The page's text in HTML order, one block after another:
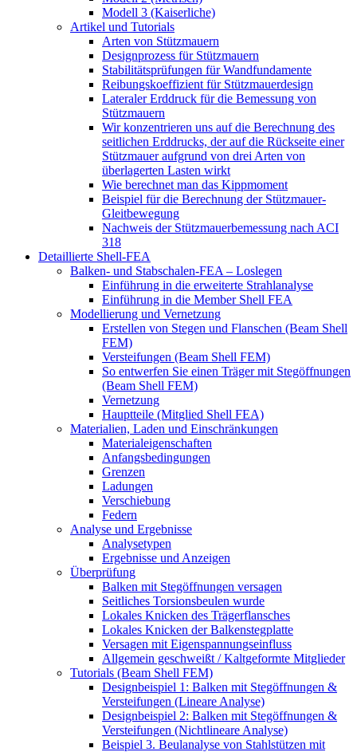
Modell 3 (Kaiserliche)
Artikel und Tutorials
Arten von Stützmauern
Designprozess für Stützmauern
Stabilitätsprüfungen für Wandfundamente
Reibungskoeffizient für Stützmauerdesign
Lateraler Erddruck für die Bemessung von
Stützmauern
Wir konzentrieren uns auf die Berechnung des
seitlichen Erddrucks, der auf die Rückseite einer
Stützmauer aufgrund von drei Arten von
überlagerten Lasten wirkt
Wie berechnet man das Kippmoment
Beispiel für die Berechnung der Stützmauer-
Gleitbewegung
Nachweis der Stützmauerbemessung nach ACI
318
Detaillierte Shell-FEA
Balken- und Stabschalen-FEA – Loslegen
Einführung in die erweiterte Strahlanalyse
Einführung in die Member Shell FEA
Modellierung und Vernetzung
Erstellen von Stegen und Flanschen (Beam Shell
FEM)
Versteifungen (Beam Shell FEM)
So entwerfen Sie einen Träger mit Stegöffnungen
(Beam Shell FEM)
Vernetzung
Hauptteile (Mitglied Shell FEA)
Materialien, Laden und Einschränkungen
Materialeigenschaften
Anfangsbedingungen
Grenzen
Ladungen
Verschiebung
Federn
Analyse und Ergebnisse
Analysetypen
Ergebnisse und Anzeigen
Überprüfung
Balken mit Stegöffnungen versagen
Seitliches Torsionsbeulen wurde
Lokales Knicken des Trägerflansches
Lokales Knicken der Balkenstegplatte
Versagen mit Eigenspannungseinfluss
Allgemein geschweißt / Kaltgeformte Mitglieder
Tutorials (Beam Shell FEM)
Designbeispiel 1: Balken mit Stegöffnungen &
Versteifungen (Lineare Analyse)
Designbeispiel 2: Balken mit Stegöffnungen &
Versteifungen (Nichtlineare Analyse)
Beispiel 3. Beulanalyse von Stahlstützen mit